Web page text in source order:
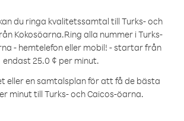
du ringa kvalitetssamtal till Turks- och
Kokosöarna.Ring alla nummer i Turks-
- hemtelefon eller mobil! - startar från
endast 25.0 ¢ per minut.
eller en samtalsplan för att få de bästa
minut till Turks- och Caicos-öarna.